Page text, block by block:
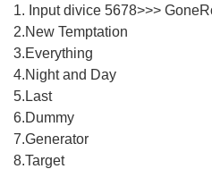
1. Input divice 5678>>>
2.New Temptation
3.Everything
4.Night and Day
5.Last
6.Dummy
7.Generator
8.Target